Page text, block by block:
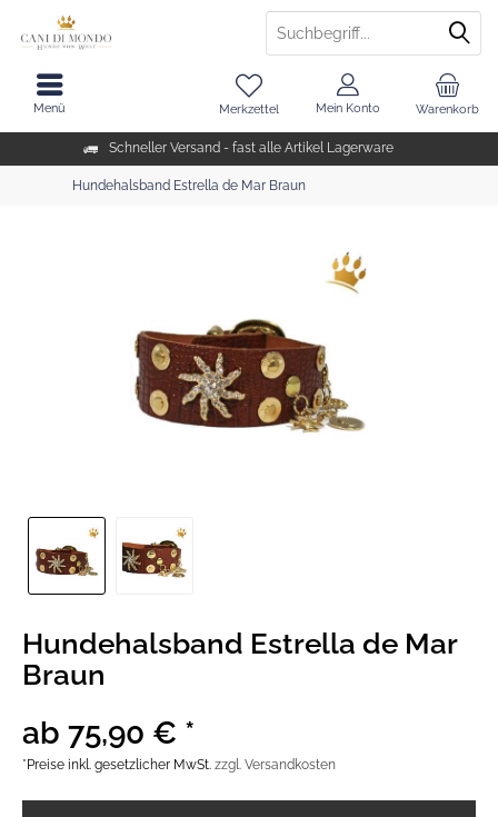
Schneller Versand - fast alle Artikel Lagerware
Warenkorb
Merkzettel Mein Konto
Menü
Hundehalsband Estrella de Mar Braun
Hundehalsband Estrella de Mar
Braun
ab 75,90 € *
*Preise inkl. gesetzlicher MwSt. zzgl. Versandkosten